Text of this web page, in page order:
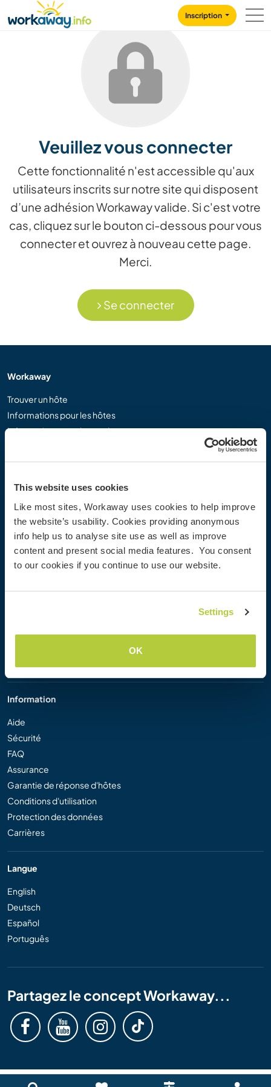
This website uses cookies
Like most sites, Workaway uses cookies to help improve
the website’s usability. Cookies providing anonymous
info help us to analyse site use as well as improve
content and present social media features. You consent
to our cookies if you continue to use our website.
Settings
OK
CONTENT
MAIN NAVIGATION
Inscription
Veuillez vous connecter
Cette fonctionnalité n'est accessible qu'aux
utilisateurs inscrits sur notre site qui disposent
d’une adhésion Workaway valide. Si c'est votre
cas, cliquez sur le bouton ci-dessous pour vous
connecter et ouvrez à nouveau cette page.
Merci.
Se connecter
Workaway
Trouver un hôte
Informations pour les hôtes
Informations pour les workawayers
S'inscrire comme hôte
Réductions et partenaires
Workaway Blog
Galerie de photos Workaway
Information
Aide
Sécurité
FAQ
Assurance
Garantie de réponse d'hôtes
Conditions d'utilisation
Protection des données
Carrières
Langue
English
Deutsch
Español
Português
Partagez le concept Workaway...